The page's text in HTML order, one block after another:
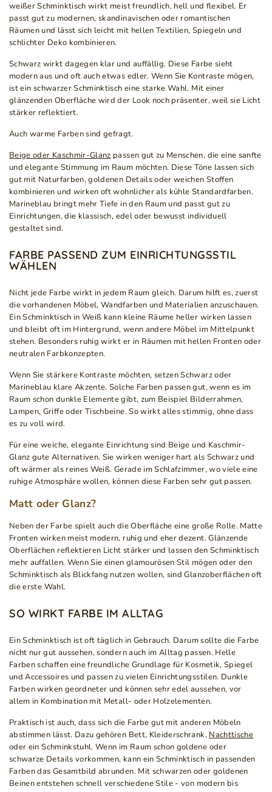
weißer Schminktisch wirkt meist freundlich, hell und flexibel. Er
passt gut zu modernen, skandinavischen oder romantischen
Räumen und lässt sich leicht mit hellen Textilien, Spiegeln und
schlichter Deko kombinieren.
Schwarz wirkt dagegen klar und auffällig. Diese Farbe sieht
modern aus und oft auch etwas edler. Wenn Sie Kontraste mögen,
ist ein schwarzer Schminktisch eine starke Wahl. Mit einer
glänzenden Oberfläche wird der Look noch präsenter, weil sie Licht
stärker reflektiert.
Auch warme Farben sind gefragt.
Beige oder Kaschmir-Glanz passen gut zu Menschen, die eine sanfte
und elegante Stimmung im Raum möchten. Diese Töne lassen sich
gut mit Naturfarben, goldenen Details oder weichen Stoffen
kombinieren und wirken oft wohnlicher als kühle Standardfarben.
Marineblau bringt mehr Tiefe in den Raum und passt gut zu
Einrichtungen, die klassisch, edel oder bewusst individuell
gestaltet sind.
FARBE PASSEND ZUM EINRICHTUNGSSTIL
WÄHLEN
Nicht jede Farbe wirkt in jedem Raum gleich. Darum hilft es, zuerst
die vorhandenen Möbel, Wandfarben und Materialien anzuschauen.
Ein Schminktisch in Weiß kann kleine Räume heller wirken lassen
und bleibt oft im Hintergrund, wenn andere Möbel im Mittelpunkt
stehen. Besonders ruhig wirkt er in Räumen mit hellen Fronten oder
neutralen Farbkonzepten.
Wenn Sie stärkere Kontraste möchten, setzen Schwarz oder
Marineblau klare Akzente. Solche Farben passen gut, wenn es im
Raum schon dunkle Elemente gibt, zum Beispiel Bilderrahmen,
Lampen, Griffe oder Tischbeine. So wirkt alles stimmig, ohne dass
es zu voll wird.
Für eine weiche, elegante Einrichtung sind Beige und Kaschmir-
Glanz gute Alternativen. Sie wirken weniger hart als Schwarz und
oft wärmer als reines Weiß. Gerade im Schlafzimmer, wo viele eine
ruhige Atmosphäre wollen, können diese Farben sehr gut passen.
Matt oder Glanz?
Neben der Farbe spielt auch die Oberfläche eine große Rolle. Matte
Fronten wirken meist modern, ruhig und eher dezent. Glänzende
Oberflächen reflektieren Licht stärker und lassen den Schminktisch
mehr auffallen. Wenn Sie einen glamourösen Stil mögen oder den
Schminktisch als Blickfang nutzen wollen, sind Glanzoberflächen oft
die erste Wahl.
SO WIRKT FARBE IM ALLTAG
Ein Schminktisch ist oft täglich in Gebrauch. Darum sollte die Farbe
nicht nur gut aussehen, sondern auch im Alltag passen. Helle
Farben schaffen eine freundliche Grundlage für Kosmetik, Spiegel
und Accessoires und passen zu vielen Einrichtungsstilen. Dunkle
Farben wirken geordneter und können sehr edel aussehen, vor
allem in Kombination mit Metall- oder Holzelementen.
Praktisch ist auch, dass sich die Farbe gut mit anderen Möbeln
abstimmen lässt. Dazu gehören Bett, Kleiderschrank, Nachttische
oder ein Schminkstuhl. Wenn im Raum schon goldene oder
schwarze Details vorkommen, kann ein Schminktisch in passenden
Farben das Gesamtbild abrunden. Mit schwarzen oder goldenen
Beinen entstehen schnell verschiedene Stile - von modern bis